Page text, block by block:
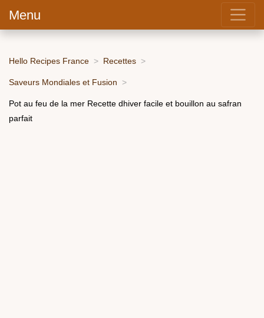
Menu
Hello Recipes France Recettes
Saveurs Mondiales et Fusion
Pot au feu de la mer Recette dhiver facile et bouillon au safran
parfait